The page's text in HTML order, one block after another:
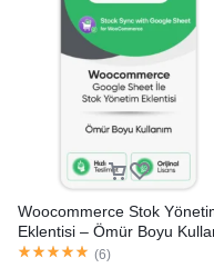
Woocommerce Stok
Eklentisi – Ömür Boyu
(6)